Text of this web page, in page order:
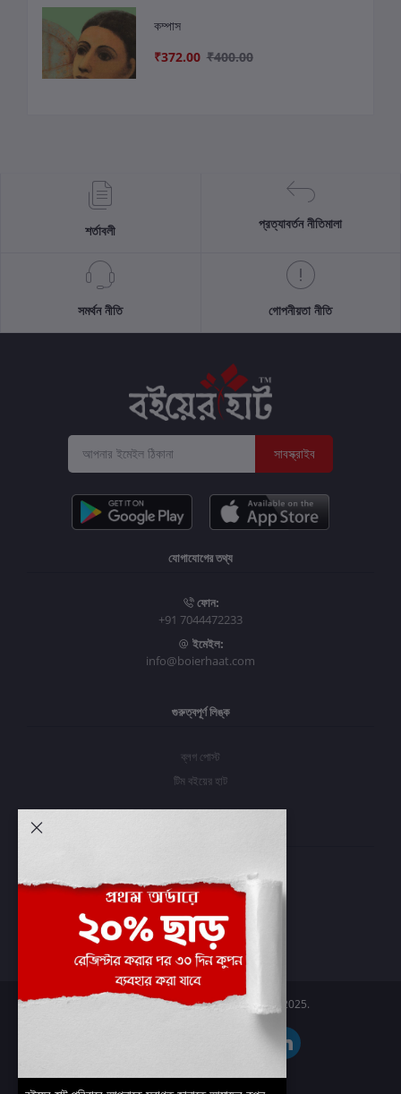
কম্পাস
₹372.00 ₹400.00
শর্তাবলী প্রত্যাবর্তন নীতিমালা
সমর্থন নীতি গোপনীয়তা নীতি
সাবস্ক্রাইব
যোগাযোগের তথ্য
ফোন:
+91 7044472233
ইমেইল:
info@boierhaat.com
গুরুত্বপূর্ণ লিঙ্ক
ব্লগ পোস্ট
টিম বইয়ের হাট
প্রবেশ করুন
অর্ডার ইতিহাস
আমার ইচ্ছাগুলি
অর্ডার ট্র্যাকিং
Boier Haat™ | © All rights reserved 2025.